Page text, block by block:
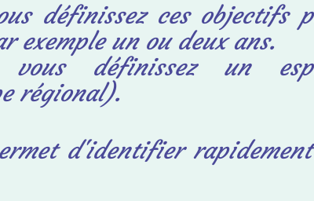
définissez ces objectifs
exempleun ou deux ans.
vous définissez un
régional).
d'identifier